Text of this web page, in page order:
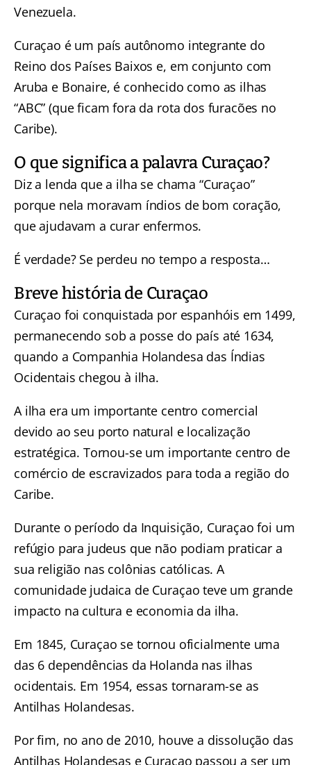
Venezuela.
Curaçao é um país autônomo integrante do
Reino dos Países Baixos e, em conjunto com
Aruba e Bonaire, é conhecido como as ilhas
“ABC” (que ficam fora da rota dos furacões no
Caribe).
O que significa a palavra Curaçao?
Diz a lenda que a ilha se chama “Curaçao”
porque nela moravam índios de bom coração,
que ajudavam a curar enfermos.
É verdade? Se perdeu no tempo a resposta…
Breve história de Curaçao
Curaçao foi conquistada por espanhóis em 1499,
permanecendo sob a posse do país até 1634,
quando a Companhia Holandesa das Índias
Ocidentais chegou à ilha.
A ilha era um importante centro comercial
devido ao seu porto natural e localização
estratégica. Tornou-se um importante centro de
comércio de escravizados para toda a região do
Caribe.
Durante o período da Inquisição, Curaçao foi um
refúgio para judeus que não podiam praticar a
sua religião nas colônias católicas. A
comunidade judaica de Curaçao teve um grande
impacto na cultura e economia da ilha.
Em 1845, Curaçao se tornou oficialmente uma
das 6 dependências da Holanda nas ilhas
ocidentais. Em 1954, essas tornaram-se as
Antilhas Holandesas.
Por fim, no ano de 2010, houve a dissolução das
Antilhas Holandesas e Curaçao passou a ser um